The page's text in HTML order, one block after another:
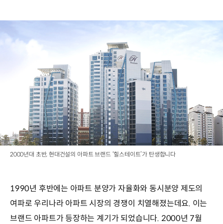
2000년대 초반, 현대건설의 아파트 브랜드 ‘힐스테이트’가 탄생합니다
1990년 후반에는 아파트 분양가 자율화와 동시분양 제도의
여파로 우리나라 아파트 시장의 경쟁이 치열해졌는데요. 이는
브랜드 아파트가 등장하는 계기가 되었습니다. 2000년 7월